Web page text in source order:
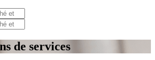
de services